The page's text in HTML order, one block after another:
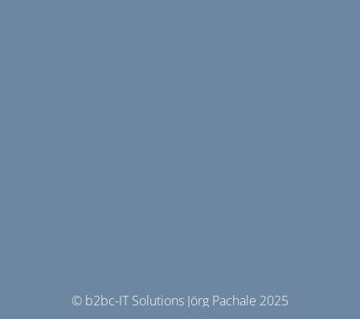
© b2bc-IT Solutions Jörg Pachale 2025